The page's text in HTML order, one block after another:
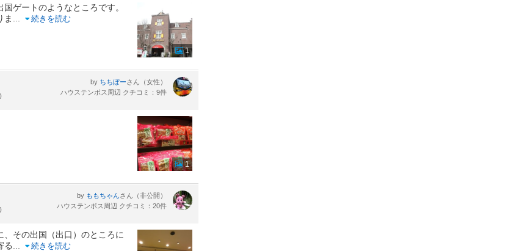
ゲートのようなところです。
ま
続きを読む
1
by ちちぼーさん（女性）
ハウステンボス周辺 クチコミ：9件
1
by ももちゃんさん（非公開）
ハウステンボス周辺 クチコミ：20件
その出国（出口）のところに
る
続きを読む